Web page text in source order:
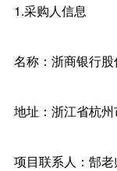
1.采购人信息
名称：浙商银行
地址：浙江省杭
项目联系人：郜老